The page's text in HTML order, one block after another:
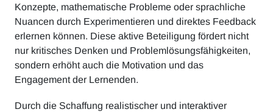
Konzepte, mathematische Probleme oder sprachliche
Nuancen durch Experimentieren und direktes Feedback
erlernen können. Diese aktive Beteiligung fördert nicht
nur kritisches Denken und Problemlösungsfähigkeiten,
sondern erhöht auch die Motivation und das
Engagement der Lernenden.
Durch die Schaffung realistischer und interaktiver